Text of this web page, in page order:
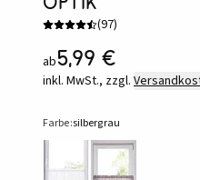
(97)
ab5,99 €
inkl. MwSt., zzgl.
Farbe:silbergrau